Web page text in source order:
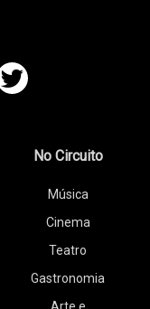
No Circuito
Música
Cinema
Teatro
Gastronomia
Arte e